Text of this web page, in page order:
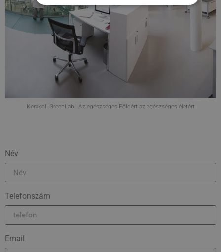
Kerakoll GreenLab | Az egészséges Földért az egészséges életért
Név
Telefonszám
Email